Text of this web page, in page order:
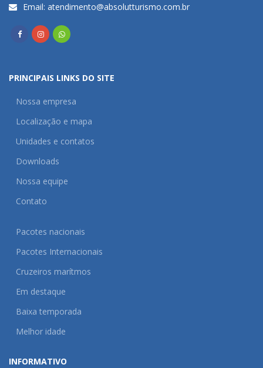
Email: atendimento@absolutturismo.com.br
PRINCIPAIS LINKS DO SITE
Nossa empresa
Localização e mapa
Unidades e contatos
Downloads
Nossa equipe
Contato
Pacotes nacionais
Pacotes Internacionais
Cruzeiros marítmos
Em destaque
Baixa temporada
Melhor idade
INFORMATIVO